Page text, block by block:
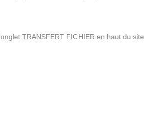
TRANSFERT FICHIER en haut du site